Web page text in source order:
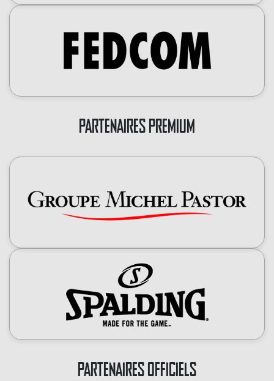
PARTENAIRES PREMIUM
PARTENAIRES OFFICIELS